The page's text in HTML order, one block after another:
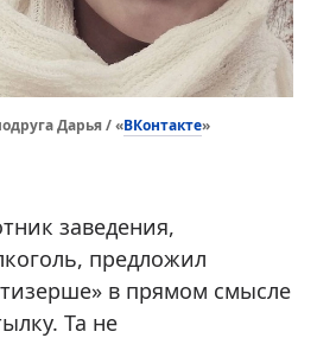
Дарья / «ВКонтакте»
заведения,
предложил
в прямом смысле
Та не